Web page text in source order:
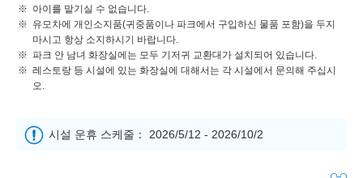
아이를 맡기실 수 없습니다.
유모차에 개인소지품(귀중품이나 파크에서 구입하신 물품 포함)을 두지
마시고 항상 소지하시기 바랍니다.
파크 안 남녀 화장실에는 모두 기저귀 교환대가 설치되어 있습니다.
레스토랑 등 시설에 있는 화장실에 대해서는 각 시설에서 문의해 주십시
오.
시설 운휴 스케줄： 2026/5/12 - 2026/10/2